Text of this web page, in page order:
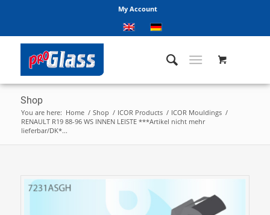
My Account
Shop
You are here: Home / Shop / ICOR Products / ICOR Mouldings /
RENAULT R19 88-96 WS INNEN LEISTE ***Artikel nicht mehr
lieferbar/DK*...